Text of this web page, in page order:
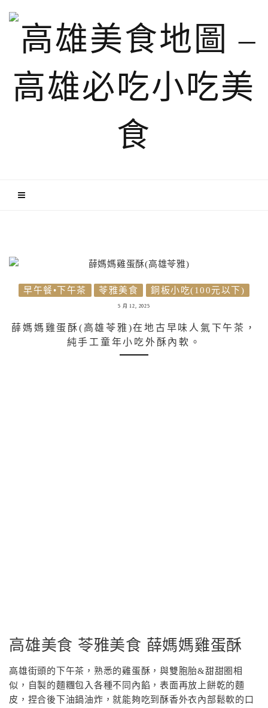
早午餐•下午茶 苓雅美食 銅板小吃(100元以下)
5 月 12, 2025
薛媽媽雞蛋酥(高雄苓雅)在地古早味人氣下午茶，
純手工童年小吃外酥內軟。
高雄美食 苓雅美食 薛媽媽雞蛋酥
高雄街頭的下午茶，熟悉的雞蛋酥，與雙胞胎&甜甜圈相
似，自製的麵糰包入各種不同內餡，表面再放上餅乾的麵
皮，捏合後下油鍋油炸，就能夠吃到酥香外衣內部鬆軟的口